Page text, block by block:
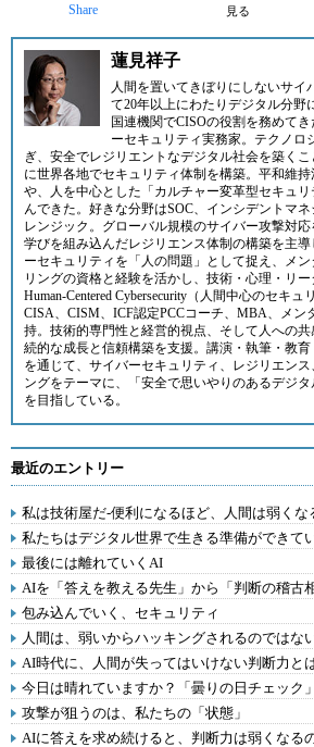
Share 見る
蓮見祥子
人間を置いてきぼりにしないサイ
て20年以上にわたりデジタル分野
国連機関でCISOの役割を務めて
ーセキュリティ実務家。テクノロ
ぎ、安全でレジリエントなデジタル社会を築く
に世界各地でセキュリティ体制を構築。平和維
や、人を中心とした「カルチャー変革型セキュ
んできた。好きな分野はSOC、インシデントマ
レンジック。グローバル規模のサイバー攻撃対
学びを組み込んだレジリエンス体制の構築を主
ーセキュリティを「人の問題」として捉え、メ
リングの資格と経験を活かし、技術・心理・リー
Human-Centered Cybersecurity（人間中心のセキュ
CISA、CISM、ICF認定PCCコーチ、MBA、メン
持。技術的専門性と経営的視点、そして人への
続的な成長と信頼構築を支援。講演・執筆・教
を通じて、サイバーセキュリティ、レジリエン
ングをテーマに、「安全で思いやりのあるデジ
を目指している。
最近のエントリー
私は技術屋だ-便利になるほど、人間は弱くな
私たちはデジタル世界で生きる準備ができて
最後には離れていくAI
AIを「答えを教える先生」から「判断の稽古
包み込んでいく、セキュリティ
人間は、弱いからハッキングされるのではな
AI時代に、人間が失ってはいけない判断力と
今日は晴れていますか？「曇りの日チェック」
攻撃が狙うのは、私たちの「状態」
AIに答えを求め続けると、判断力は弱くなる